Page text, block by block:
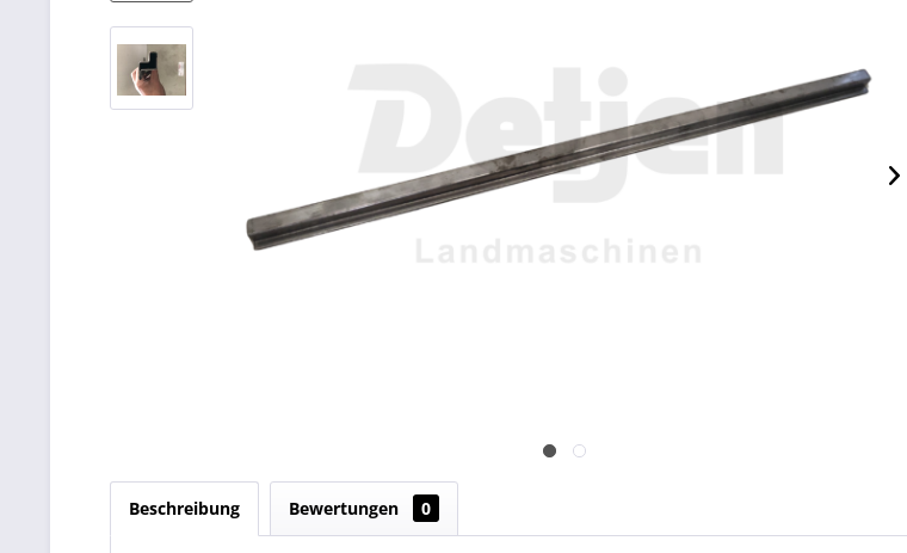
Beschreibung Bewertungen 0